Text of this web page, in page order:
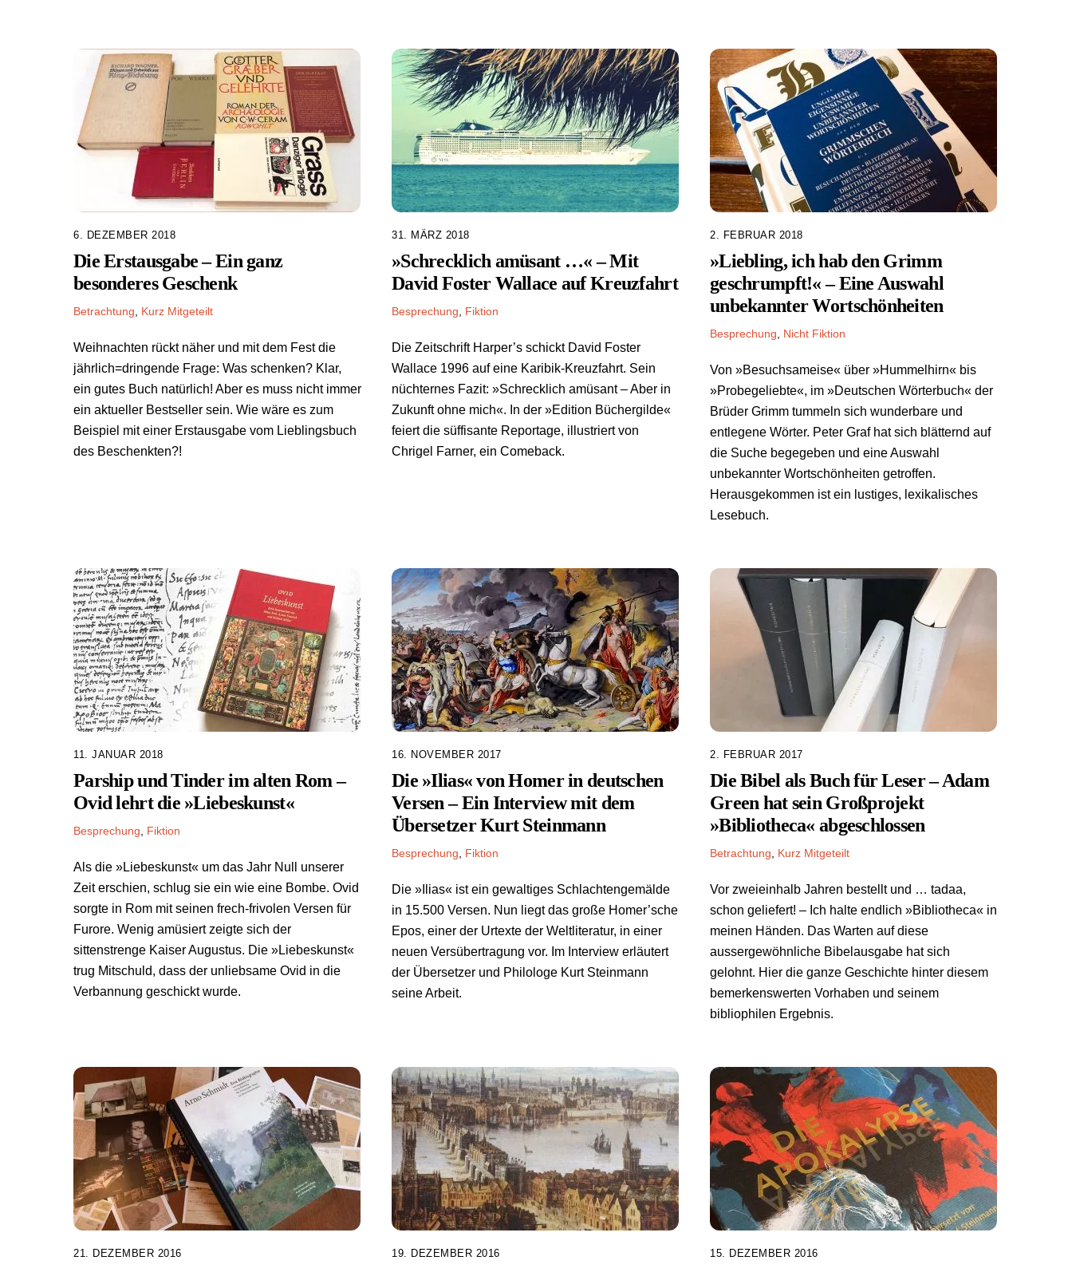
6. DEZEMBER 2018
Die Erstausgabe – Ein ganz
besonderes Geschenk
Betrachtung Kurz Mitgeteilt
Weihnachten rückt näher und mit dem Fest die
jährlich=dringende Frage: Was schenken? Klar,
ein gutes Buch natürlich! Aber es muss nicht immer
ein aktueller Bestseller sein. Wie wäre es zum
Beispiel mit einer Erstausgabe vom Lieblingsbuch
des Beschenkten?!
31. MÄRZ 2018
»Schrecklich amüsant …« – Mit
David Foster Wallace auf Kreuzfahrt
Besprechung Fiktion
Die Zeitschrift Harper’s schickt David Foster
Wallace 1996 auf eine Karibik-Kreuzfahrt. Sein
nüchternes Fazit: »Schrecklich amüsant – Aber in
Zukunft ohne mich«. In der »Edition Büchergilde«
feiert die süffisante Reportage, illustriert von
Chrigel Farner, ein Comeback.
2. FEBRUAR 2018
»Liebling, ich hab den Grimm
geschrumpft!« – Eine Auswahl
unbekannter Wortschönheiten
Besprechung Nicht Fiktion
Von »Besuchsameise« über »Hummelhirn« bis
»Probegeliebte«, im »Deutschen Wörterbuch« der
Brüder Grimm tummeln sich wunderbare und
entlegene Wörter. Peter Graf hat sich blätternd auf
die Suche begegeben und eine Auswahl
unbekannter Wortschönheiten getroffen.
Herausgekommen ist ein lustiges, lexikalisches
Lesebuch.
11. JANUAR 2018
Parship und Tinder im alten Rom –
Ovid lehrt die »Liebeskunst«
Besprechung Fiktion
Als die »Liebeskunst« um das Jahr Null unserer
Zeit erschien, schlug sie ein wie eine Bombe. Ovid
sorgte in Rom mit seinen frech-frivolen Versen für
Furore. Wenig amüsiert zeigte sich der
sittenstrenge Kaiser Augustus. Die »Liebeskunst«
trug Mitschuld, dass der unliebsame Ovid in die
Verbannung geschickt wurde.
16. NOVEMBER 2017
Die »Ilias« von Homer in deutschen
Versen – Ein Interview mit dem
Übersetzer Kurt Steinmann
Besprechung Fiktion
Die »Ilias« ist ein gewaltiges Schlachtengemälde
in 15.500 Versen. Nun liegt das große Homer’sche
Epos, einer der Urtexte der Weltliteratur, in einer
neuen Versübertragung vor. Im Interview erläutert
der Übersetzer und Philologe Kurt Steinmann
seine Arbeit.
2. FEBRUAR 2017
Die Bibel als Buch für Leser – Adam
Green hat sein Großprojekt
»Bibliotheca« abgeschlossen
Betrachtung Kurz Mitgeteilt
Vor zweieinhalb Jahren bestellt und … tadaa,
schon geliefert! – Ich halte endlich »Bibliotheca« in
meinen Händen. Das Warten auf diese
aussergewöhnliche Bibelausgabe hat sich
gelohnt. Hier die ganze Geschichte hinter diesem
bemerkenswerten Vorhaben und seinem
bibliophilen Ergebnis.
21. DEZEMBER 2016 19. DEZEMBER 2016 15. DEZEMBER 2016